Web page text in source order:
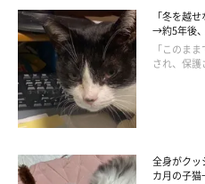
「冬を越
→約5年後
「このま
され、保
全身がクッ
カ月の子